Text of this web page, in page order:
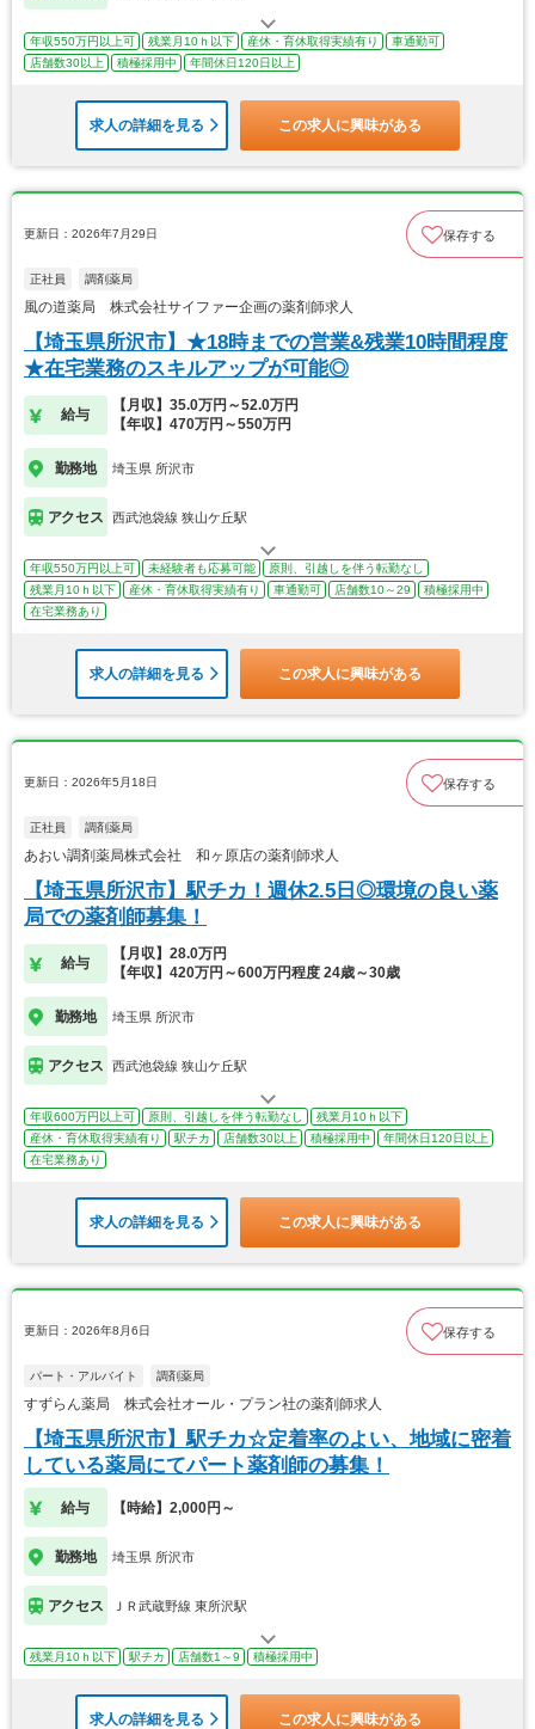
年収550万円以上可 残業月10ｈ以下 産休・育休取得実績有り
車通勤可
店舗数30以上
積極採用中 年間休日120日以上
求人の詳細を見る この求人に興味がある
更新日：2026年7月29日 保存する
正社員 調剤薬局
風の道薬局 株式会社サイファー企画の薬剤師求人
【埼玉県所沢市】★18時までの営業&残業10時間程度
★在宅業務のスキルアップが可能◎
給与
【月収】35.0万円～52.0万円
【年収】470万円～550万円
勤務地 埼玉県 所沢市
アクセス 西武池袋線 狭山ケ丘駅
年収550万円以上可 未経験者も応募可能
原則、引越しを伴う転勤なし
残業月10ｈ以下
産休・育休取得実績有り 車通勤可 店舗数10～29
積極採用中
在宅業務あり
求人の詳細を見る この求人に興味がある
更新日：2026年5月18日 保存する
正社員 調剤薬局
あおい調剤薬局株式会社 和ヶ原店の薬剤師求人
【埼玉県所沢市】駅チカ！週休2.5日◎環境の良い薬
局での薬剤師募集！
給与
【月収】28.0万円
【年収】420万円～600万円程度 24歳～30歳
勤務地 埼玉県 所沢市
アクセス 西武池袋線 狭山ケ丘駅
年収600万円以上可 原則、引越しを伴う転勤なし
残業月10ｈ以下
産休・育休取得実績有り
駅チカ 店舗数30以上 積極採用中
年間休日120日以上
在宅業務あり
求人の詳細を見る この求人に興味がある
更新日：2026年8月6日 保存する
パート・アルバイト 調剤薬局
すずらん薬局 株式会社オール・プラン社の薬剤師求人
【埼玉県所沢市】駅チカ☆定着率のよい、地域に密着
している薬局にてパート薬剤師の募集！
給与 【時給】2,000円～
勤務地 埼玉県 所沢市
アクセス ＪＲ武蔵野線 東所沢駅
残業月10ｈ以下 駅チカ 店舗数1～9 積極採用中
求人の詳細を見る この求人に興味がある